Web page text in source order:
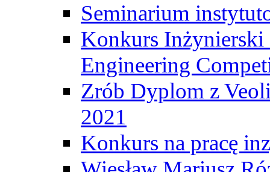
Seminarium
Konkurs
Engineering
Zrób Dyplom z
2021
Konkurs na pracę